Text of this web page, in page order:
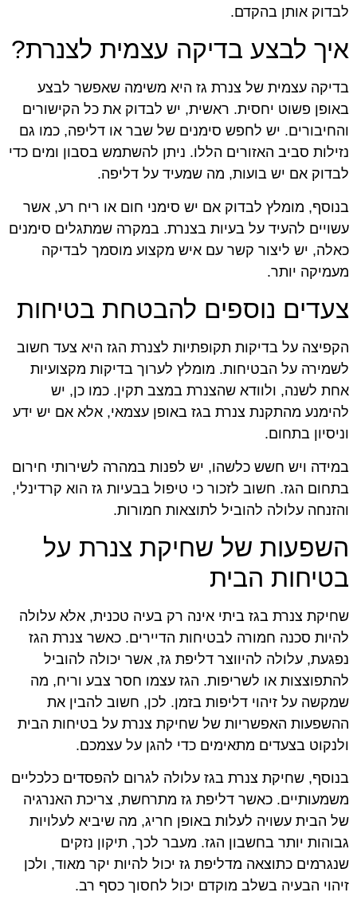
לבדוק אותן בהקדם.
איך לבצע בדיקה עצמית לצנרת?
בדיקה עצמית של צנרת גז היא משימה שאפשר לבצע
באופן פשוט יחסית. ראשית, יש לבדוק את כל הקישורים
והחיבורים. יש לחפש סימנים של שבר או דליפה, כמו גם
נזילות סביב האזורים הללו. ניתן להשתמש בסבון ומים כדי
לבדוק אם יש בועות, מה שמעיד על דליפה.
בנוסף, מומלץ לבדוק אם יש סימני חום או ריח רע, אשר
עשויים להעיד על בעיות בצנרת. במקרה שמתגלים סימנים
כאלה, יש ליצור קשר עם איש מקצוע מוסמך לבדיקה
מעמיקה יותר.
צעדים נוספים להבטחת בטיחות
הקפיצה על בדיקות תקופתיות לצנרת הגז היא צעד חשוב
לשמירה על הבטיחות. מומלץ לערוך בדיקות מקצועיות
אחת לשנה, ולוודא שהצנרת במצב תקין. כמו כן, יש
להימנע מהתקנת צנרת בגז באופן עצמאי, אלא אם יש ידע
וניסיון בתחום.
במידה ויש חשש כלשהו, יש לפנות במהרה לשירותי חירום
בתחום הגז. חשוב לזכור כי טיפול בבעיות גז הוא קרדינלי,
והזנחה עלולה להוביל לתוצאות חמורות.
השפעות של שחיקת צנרת על
בטיחות הבית
שחיקת צנרת בגז ביתי אינה רק בעיה טכנית, אלא עלולה
להיות סכנה חמורה לבטיחות הדיירים. כאשר צנרת הגז
נפגעת, עלולה להיווצר דליפת גז, אשר יכולה להוביל
להתפוצצות או לשריפות. הגז עצמו חסר צבע וריח, מה
שמקשה על זיהוי דליפות בזמן. לכן, חשוב להבין את
ההשפעות האפשריות של שחיקת צנרת על בטיחות הבית
ולנקוט בצעדים מתאימים כדי להגן על עצמכם.
בנוסף, שחיקת צנרת בגז עלולה לגרום להפסדים כלכליים
משמעותיים. כאשר דליפת גז מתרחשת, צריכת האנרגיה
של הבית עשויה לעלות באופן חריג, מה שיביא לעלויות
גבוהות יותר בחשבון הגז. מעבר לכך, תיקון נזקים
שנגרמים כתוצאה מדליפת גז יכול להיות יקר מאוד, ולכן
זיהוי הבעיה בשלב מוקדם יכול לחסוך כסף רב.